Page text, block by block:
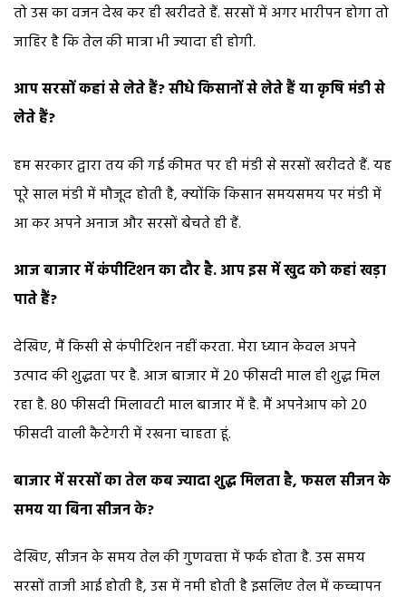
तो उस का वजन देख कर ही खरीदते हैं. सरसों में अगर भारीपन होगा तो
जाहिर है कि तेल की मात्रा भी ज्यादा ही होगी.
आप सरसों कहां से लेते हैं? सीधे किसानों से लेते हैं या कृषि मंडी से
लेते हैं?
हम सरकार द्वारा तय की गई कीमत पर ही मंडी से सरसों खरीदते हैं. यह
पूरे साल मंडी में मौजूद होती है, क्योंकि किसान समयसमय पर मंडी में
आ कर अपने अनाज और सरसों बेचते ही हैं.
आज बाजार में कंपीटिशन का दौर है. आप इस में खुद को कहां खड़ा
पाते हैं?
देखिए, मैं किसी से कंपीटिशन नहीं करता. मेरा ध्यान केवल अपने
उत्पाद की शुद्धता पर है. आज बाजार में 20 फीसदी माल ही शुद्ध मिल
रहा है. 80 फीसदी मिलावटी माल बाजार में है. मैं अपनेआप को 20
फीसदी वाली कैटेगरी में रखना चाहता हूं.
बाजार में सरसों का तेल कब ज्यादा शुद्ध मिलता है, फसल सीजन के
समय या बिना सीजन के?
देखिए, सीजन के समय तेल की गुणवत्ता में फर्क होता है. उस समय
सरसों ताजी आई होती है, उस में नमी होती है इसलिए तेल में कच्चापन